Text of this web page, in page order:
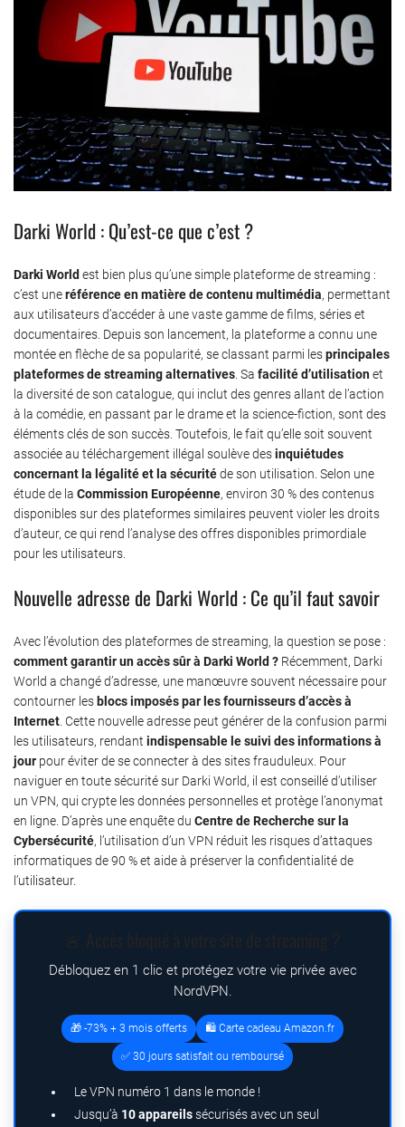
Darki World : Qu’est-ce que c’est ?
Darki World est bien plus qu’une simple plateforme de streaming :
c’est uneréférence en matière de contenu multimédia, permettant
aux utilisateurs d’accéder à une vaste gamme de films, séries et
documentaires. Depuis son lancement, la plateforme a connu une
montée en flèche de sa popularité, se classant parmi lesprincipales
plateformes de streaming alternatives . Sa facilité d’utilisationet
la diversité de son catalogue, qui inclut des genres allant de l’action
à la comédie, en passant par le drame et la science-fiction, sont des
éléments clés de son succès. Toutefois, le fait qu’elle soit souvent
associée au téléchargement illégal soulève desinquiétudes
concernant la légalité et la sécuritéde son utilisation. Selon une
étude de la Commission Européenne, environ 30 % des contenus
disponibles sur des plateformes similaires peuvent violer les droits
d’auteur, ce qui rend l’analyse des offres disponibles primordiale
pour les utilisateurs.
Nouvelle adresse de Darki World : Ce qu’il faut savoir
Avec l’évolution des plateformes de streaming, la question se pose :
comment garantir un accès sûr à Darki World ? Récemment, Darki
World a changé d’adresse, une manœuvre souvent nécessaire pour
contourner les blocs imposés par les fournisseurs d’accès à
Internet . Cette nouvelle adresse peut générer de la confusion parmi
les utilisateurs, rendant indispensable le suivi des informations à
jour pour éviter de se connecter à des sites frauduleux. Pour
naviguer en toute sécurité sur Darki World, il est conseillé d’utiliser
un VPN, qui crypte les données personnelles et protège l’anonymat
en ligne. D’après une enquête du Centre de Recherche sur la
Cybersécurité, l’utilisation d’un VPN réduit les risques d’attaques
informatiques de 90 % et aide à préserver la confidentialité de
l’utilisateur.
Débloquez en 1 clic et protégez votre vie privée avec
NordVPN.
🎁 -73% + 3 mois offerts 🛍️ Carte cadeau Amazon.fr
✅ 30 jours satisfait ou remboursé
Le VPN numéro 1 dans le monde !
Jusqu’à 10 appareilssécurisés avec un seul